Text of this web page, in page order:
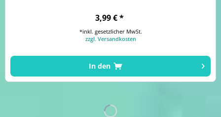
3,99 € *
*inkl. gesetzlicher MwSt.
zzgl. Versandkosten
In den